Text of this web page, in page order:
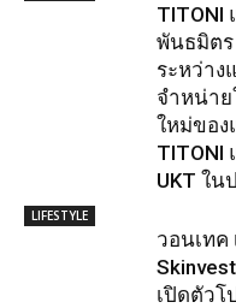
TITONI
พันธมิต
ระหว่า
จำหน่าย
ใหม่ของ
TITONI
UKT ใน
LIFESTYLE
วอนเทค
เปิดตัวโ